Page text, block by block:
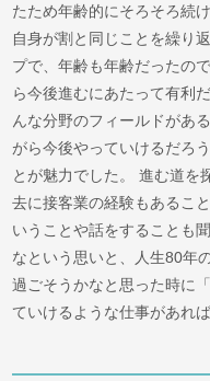
たため年齢的にそろそろ続
自身が割と同じことを繰り
プで、年齢も年齢だったの
ら今後進むにあたって有利
んな分野のフィールドがあ
がら今後やっていけるだろ
とが魅力でした。 進む道を
去に接客業の経験もあるこ
いうことや話をすることも
なという思いと、人生80年
過ごそうかなと思った時に
ていけるような仕事があれ